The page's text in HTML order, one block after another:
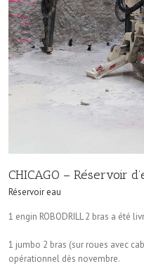
CHICAGO – Réservoir
Réservoir eau
1 engin ROBODRILL 2 bras a été
1 jumbo 2 bras (sur roues avec
opérationnel dès novembre.